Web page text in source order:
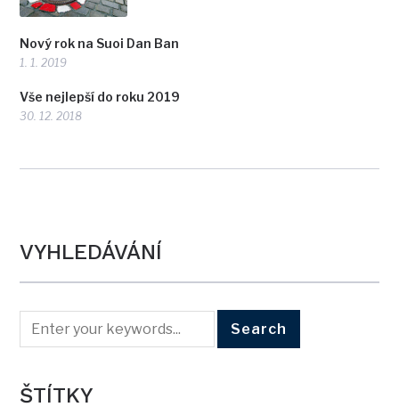
Nový rok na Suoi Dan Ban
1. 1. 2019
Vše nejlepší do roku 2019
30. 12. 2018
VYHLEDÁVÁNÍ
ŠTÍTKY